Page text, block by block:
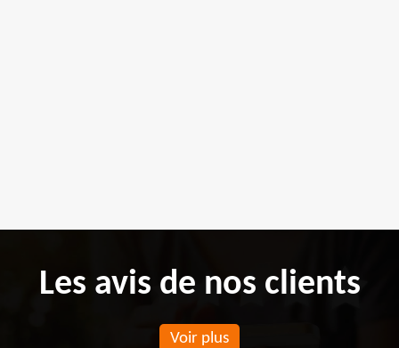
Les avis de nos clients
Voir plus